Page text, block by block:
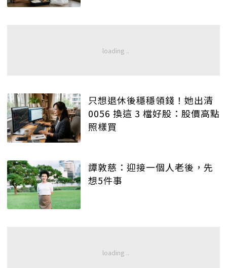
只想退休後穩穩領錢！她出清
0056 換這 3 檔好股：股價高點
照樣買
譚敦慈：迎接一個人老後，先
想5件事